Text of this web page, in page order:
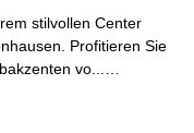
stilvollen Center
Profitieren Sie
vo